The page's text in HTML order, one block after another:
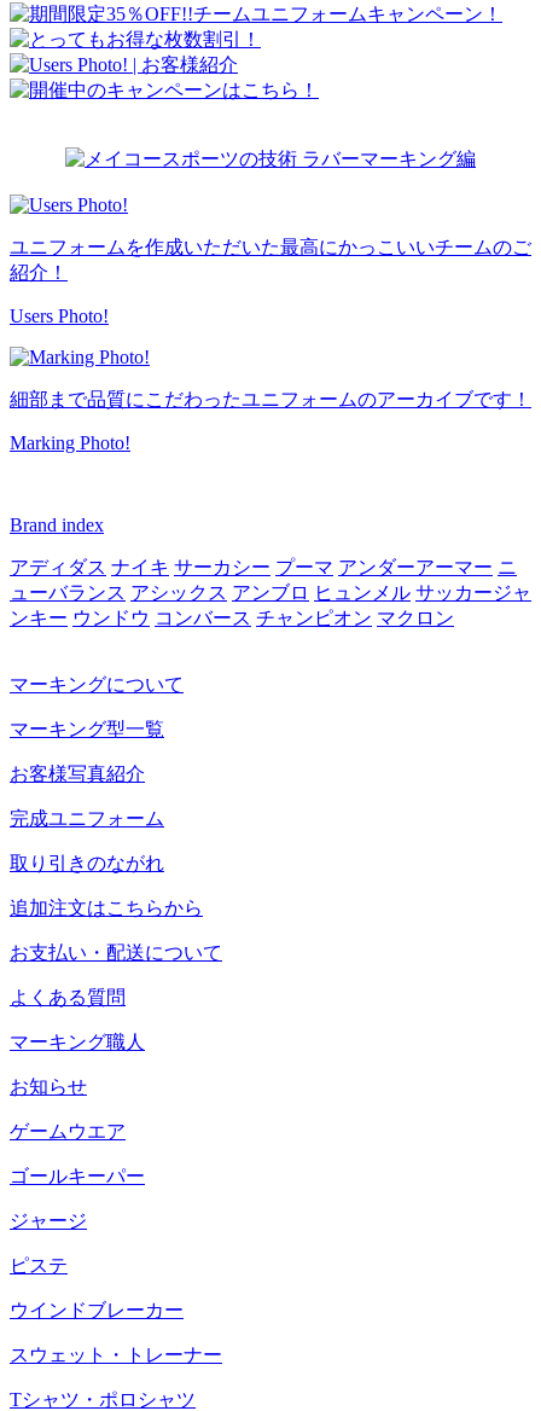
ユニフォームを作成いただいた最高にかっこいいチームのご
紹介！
Users Photo!
細部まで品質にこだわったユニフォームのアーカイブです！
Marking Photo!
Brand index
アディダス ナイキ サーカシー プーマ アンダーアーマー ニ
ューバランス アシックス アンブロ ヒュンメル サッカージャ
ンキー ウンドウ コンバース チャンピオン マクロン
マーキングについて
マーキング型一覧
お客様写真紹介
完成ユニフォーム
取り引きのながれ
追加注文はこちらから
お支払い・配送について
よくある質問
マーキング職人
お知らせ
ゲームウエア
ゴールキーパー
ジャージ
ピステ
ウインドブレーカー
スウェット・トレーナー
Tシャツ・ポロシャツ